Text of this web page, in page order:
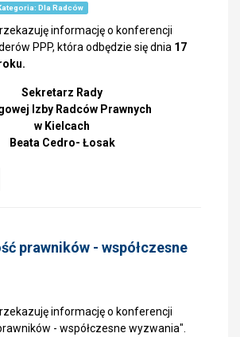
Dla Radców
informację o konferencji
PPP, która odbędzie się dnia 17
Sekretarz Rady
Izby Radców Prawnych
w Kielcach
Beata Cedro- Łosak
prawników - współczesne
informację o konferencji
- współczesne wyzwania".